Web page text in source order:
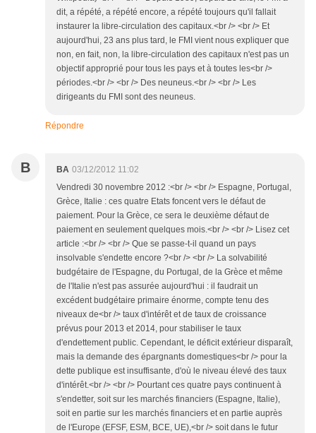
dit, a répété, a répété encore, a répété toujours qu'il fallait
instaurer la libre-circulation des capitaux.<br /> <br /> Et
aujourd'hui, 23 ans plus tard, le FMI vient nous expliquer que
non, en fait, non, la libre-circulation des capitaux n'est pas un
objectif approprié pour tous les pays et à toutes les<br />
périodes.<br /> <br /> Des neuneus.<br /> <br /> Les
dirigeants du FMI sont des neuneus.
Répondre
B BA 03/12/2012 11:02
Vendredi 30 novembre 2012 :<br /> <br /> Espagne, Portugal,
Grèce, Italie : ces quatre Etats foncent vers le défaut de
paiement. Pour la Grèce, ce sera le deuxième défaut de
paiement en seulement quelques mois.<br /> <br /> Lisez cet
article :<br /> <br /> Que se passe-t-il quand un pays
insolvable s'endette encore ?<br /> <br /> La solvabilité
budgétaire de l'Espagne, du Portugal, de la Grèce et même
de l'Italie n'est pas assurée aujourd'hui : il faudrait un
excédent budgétaire primaire énorme, compte tenu des
niveaux de<br /> taux d'intérêt et de taux de croissance
prévus pour 2013 et 2014, pour stabiliser le taux
d'endettement public. Cependant, le déficit extérieur disparaît,
mais la demande des épargnants domestiques<br /> pour la
dette publique est insuffisante, d'où le niveau élevé des taux
d'intérêt.<br /> <br /> Pourtant ces quatre pays continuent à
s'endetter, soit sur les marchés financiers (Espagne, Italie),
soit en partie sur les marchés financiers et en partie auprès
de l'Europe (EFSF, ESM, BCE, UE),<br /> soit dans le futur